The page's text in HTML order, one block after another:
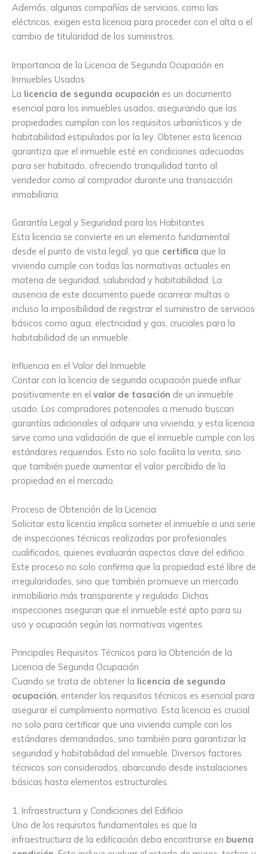
Además, algunas compañías de servicios, como las
eléctricas, exigen esta licencia para proceder con el alta o el
cambio de titularidad de los suministros.
Importancia de la Licencia de Segunda Ocupación en
Inmuebles Usados
La licencia de segunda ocupación es un documento
esencial para los inmuebles usados, asegurando que las
propiedades cumplan con los requisitos urbanísticos y de
habitabilidad estipulados por la ley. Obtener esta licencia
garantiza que el inmueble esté en condiciones adecuadas
para ser habitado, ofreciendo tranquilidad tanto al
vendedor como al comprador durante una transacción
inmobiliaria.
Garantía Legal y Seguridad para los Habitantes
Esta licencia se convierte en un elemento fundamental
desde el punto de vista legal, ya que certifica que la
vivienda cumple con todas las normativas actuales en
materia de seguridad, salubridad y habitabilidad. La
ausencia de este documento puede acarrear multas o
incluso la imposibilidad de registrar el suministro de servicios
básicos como agua, electricidad y gas, cruciales para la
habitabilidad de un inmueble.
Influencia en el Valor del Inmueble
Contar con la licencia de segunda ocupación puede influir
positivamente en el valor de tasación de un inmueble
usado. Los compradores potenciales a menudo buscan
garantías adicionales al adquirir una vivienda, y esta licencia
sirve como una validación de que el inmueble cumple con los
estándares requeridos. Esto no solo facilita la venta, sino
que también puede aumentar el valor percibido de la
propiedad en el mercado.
Proceso de Obtención de la Licencia
Solicitar esta licencia implica someter el inmueble a una serie
de inspecciones técnicas realizadas por profesionales
cualificados, quienes evaluarán aspectos clave del edificio.
Este proceso no solo confirma que la propiedad esté libre de
irregularidades, sino que también promueve un mercado
inmobiliario más transparente y regulado. Dichas
inspecciones aseguran que el inmueble esté apto para su
uso y ocupación según las normativas vigentes.
Principales Requisitos Técnicos para la Obtención de la
Licencia de Segunda Ocupación
Cuando se trata de obtener la licencia de segunda
ocupación, entender los requisitos técnicos es esencial para
asegurar el cumplimiento normativo. Esta licencia es crucial
no solo para certificar que una vivienda cumple con los
estándares demandados, sino también para garantizar la
seguridad y habitabilidad del inmueble. Diversos factores
técnicos son considerados, abarcando desde instalaciones
básicas hasta elementos estructurales.
1. Infraestructura y Condiciones del Edificio
Uno de los requisitos fundamentales es que la
infraestructura de la edificación deba encontrarse en buena